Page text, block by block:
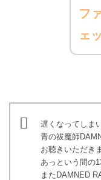
フ
ェ
遅くなってしま
青の祓魔師
お聴きいただき
あっという間の
またDAMNED